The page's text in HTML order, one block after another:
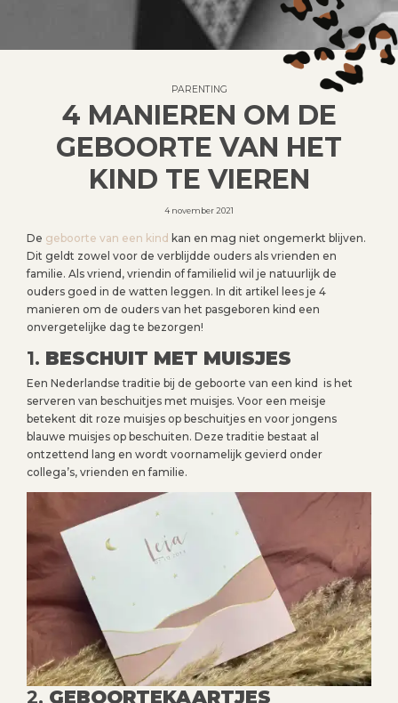
PARENTING
4 MANIEREN OM DE
GEBOORTE VAN HET
KIND TE VIEREN
4 november 2021
De geboorte van een kind kan en mag niet ongemerkt blijven.
Dit geldt zowel voor de verblijdde ouders als vrienden en
familie. Als vriend, vriendin of familielid wil je natuurlijk de
ouders goed in de watten leggen. In dit artikel lees je 4
manieren om de ouders van het pasgeboren kind een
onvergetelijke dag te bezorgen!
1. BESCHUIT MET MUISJES
Een Nederlandse traditie bij de geboorte van een kind is het
serveren van beschuitjes met muisjes. Voor een meisje
betekent dit roze muisjes op beschuitjes en voor jongens
blauwe muisjes op beschuiten. Deze traditie bestaat al
ontzettend lang en wordt voornamelijk gevierd onder
collega’s, vrienden en familie.
2. GEBOORTEKAARTJES